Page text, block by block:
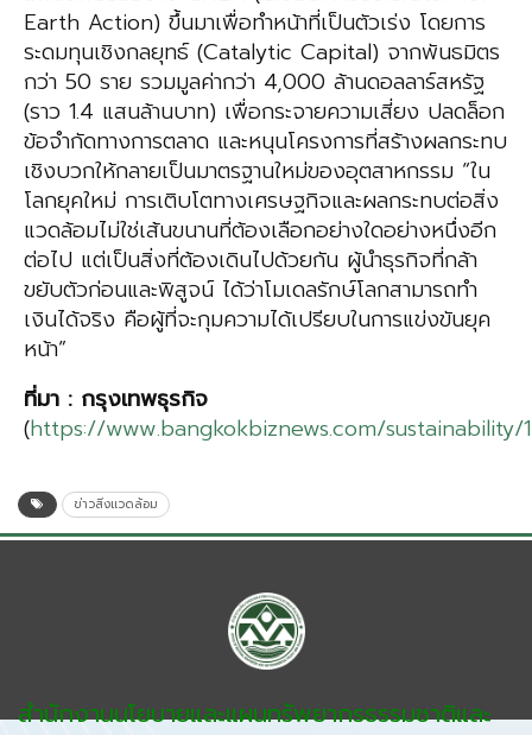
Earth Action) ขึ้นมาเพื่อทำหน้าที่เป็นตัวเร่ง โดยการ
ระดมทุนเชิงกลยุทธ์ (Catalytic Capital) จากพันธมิตร
กว่า 50 ราย รวมมูลค่ากว่า 4,000 ล้านดอลลาร์สหรัฐ
(ราว 1.4 แสนล้านบาท) เพื่อกระจายความเสี่ยง ปลดล็อก
ข้อจำกัดทางการตลาด และหนุนโครงการที่สร้างผลกระทบ
เชิงบวกให้กลายเป็นมาตรฐานใหม่ของอุตสาหกรรม “ใน
โลกยุคใหม่ การเติบโตทางเศรษฐกิจและผลกระทบต่อสิ่ง
แวดล้อมไม่ใช่เส้นขนานที่ต้องเลือกอย่างใดอย่างหนึ่งอีก
ต่อไป แต่เป็นสิ่งที่ต้องเดินไปด้วยกัน ผู้นำธุรกิจที่กล้า
ขยับตัวก่อนและพิสูจน์ ได้ว่าโมเดลรักษ์โลกสามารถทำ
เงินได้จริง คือผู้ที่จะกุมความได้เปรียบในการแข่งขันยุค
หน้า”
ที่มา : กรุงเทพธุรกิจ
(https://www.bangkokbiznews.com/sustainability/
ข่าวสิ่งแวดล้อม
สำนักงานนโยบายและแผนทรัพยากรธรรมชาติและ